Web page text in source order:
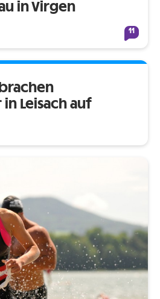
in Virgen
11
Leisach auf